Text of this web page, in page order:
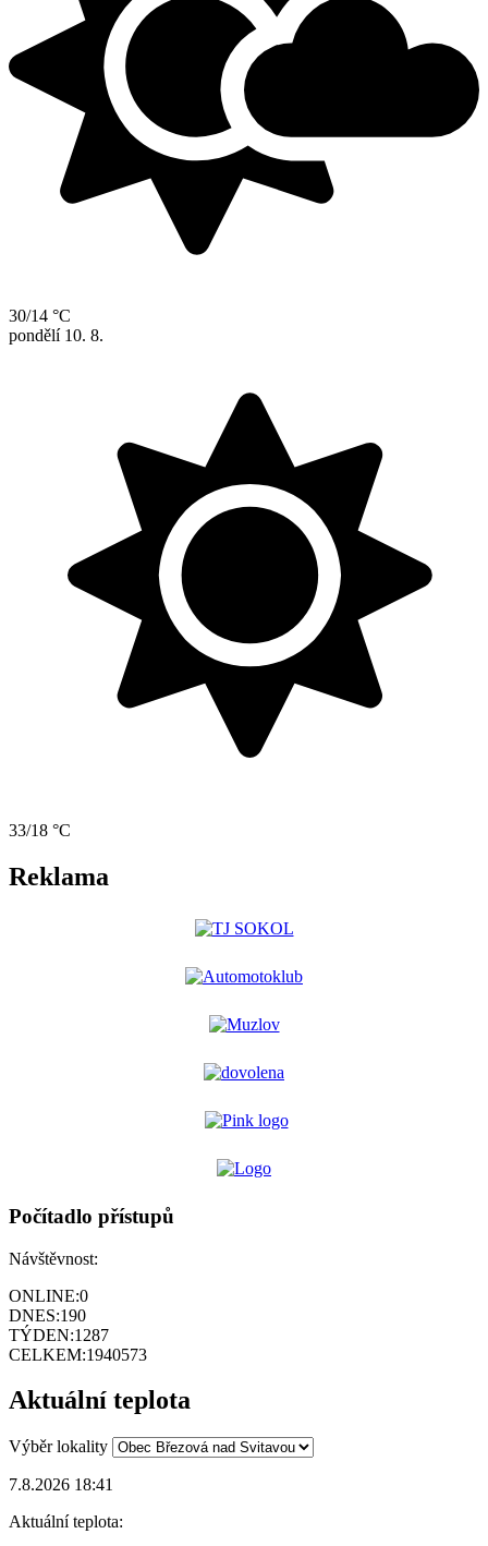
30/14 °C
pondělí 10. 8.
33/18 °C
Reklama
Počítadlo přístupů
Návštěvnost:
ONLINE:0
DNES:190
TÝDEN:1287
CELKEM:1940573
Aktuální teplota
Výběr lokality
7.8.2026 18:41
Aktuální teplota: